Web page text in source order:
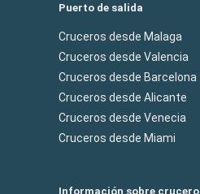
Puerto de salida
Cruceros desde Malaga
Cruceros desde Valencia
Cruceros desde Barcelona
Cruceros desde Alicante
Cruceros desde Venecia
Cruceros desde Miami
Información sobre crucero